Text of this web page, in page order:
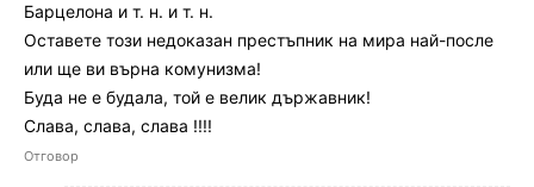
Барцелона и т. н. и т. н.
Оставете този недоказан престъпник на мира най-после
или ще ви върна комунизма!
Буда не е будала, той е велик държавник!
Слава, слава, слава !!!!
Отговор